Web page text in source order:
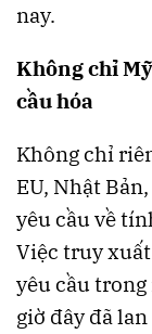
nay.
Không chỉ
cầu hóa
Không chỉ
EU, Nhật
yêu cầu về
Việc truy
yêu cầu
giờ đây đã